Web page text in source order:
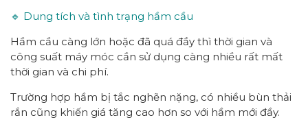
🔹 Dung tích và tình trạng hầm cầu
Hầm cầu càng lớn hoặc đã quá đầy thì thời gian và
công suất máy móc cần sử dụng càng nhiều rất mất
thời gian và chi phí.
Trường hợp hầm bị tắc nghẽn nặng, có nhiều bùn thải
rắn cũng khiến giá tăng cao hơn so với hầm mới đầy.